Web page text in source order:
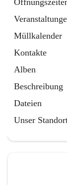
Müllkalender
Kontakte
Alben
Beschreibung
Dateien
Unser
neuem
Tab